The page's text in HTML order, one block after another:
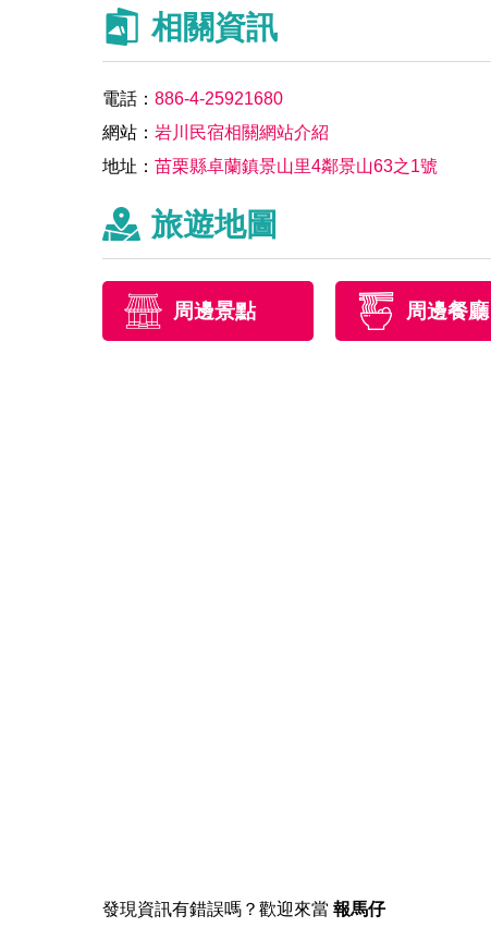
相關資訊
電話：886-4-25921680
網站：岩川民宿相關網站介紹
地址：苗栗縣卓蘭鎮景山里4鄰景山63之1號
旅遊地圖
周邊景點 周邊餐廳
發現資訊有錯誤嗎？歡迎來當報馬仔